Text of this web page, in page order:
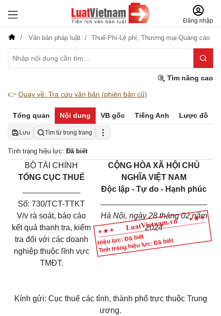
Đăng nhập
Văn bản pháp luật Thuế-Phí-Lệ phí, Thương mại-Quảng cáo
Tìm nâng cao
👉 Quay về: Tra cứu văn bản (phiên bản cũ)
Tổng quan Nội dung VB gốc Tiếng Anh Lược đồ
Lưu Tìm từ trong trang
Tình trạng hiệu lực: Đã biết
Hiệu lực: Đã biết
Tình trạng hiệu lực: Đã biết
BỘ TÀI CHÍNH
TỔNG CỤC THUẾ
Số: 730/TCT-TTKT
V/v rà soát, báo cáo
kết quả thanh tra, kiểm
tra đối với các doanh
nghiệp thuộc lĩnh vực
TMĐT.
CỘNG HÒA XÃ HỘI CHỦ
NGHĨA VIỆT NAM
Độc lập - Tự do - Hạnh phúc
Hà Nội, ngày28tháng02năm
2024
Kính gửi: Cục thuế các tỉnh, thành phố trực thuộc Trung
ương.